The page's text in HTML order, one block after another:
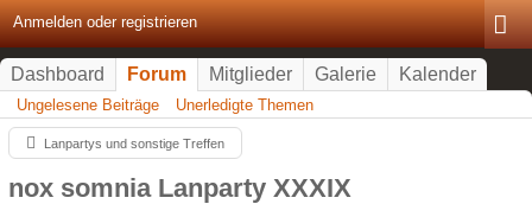
Anmelden oder registrieren
Dashboard Forum Mitglieder Galerie Kalender
Ungelesene Beiträge Unerledigte Themen
Lanpartys und sonstige Treffen
nox somnia Lanparty XXXIX